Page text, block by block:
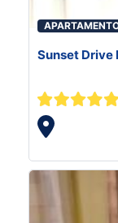
Sunset Drive